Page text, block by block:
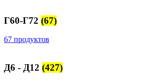
Г60-Г72 (67)
67 продуктов
Д6 - Д12 (427)